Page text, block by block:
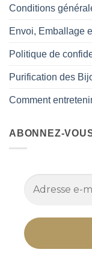
Conditions
Envoi, Emballage
Politique de
Purification des
Comment
ABONNEZ-